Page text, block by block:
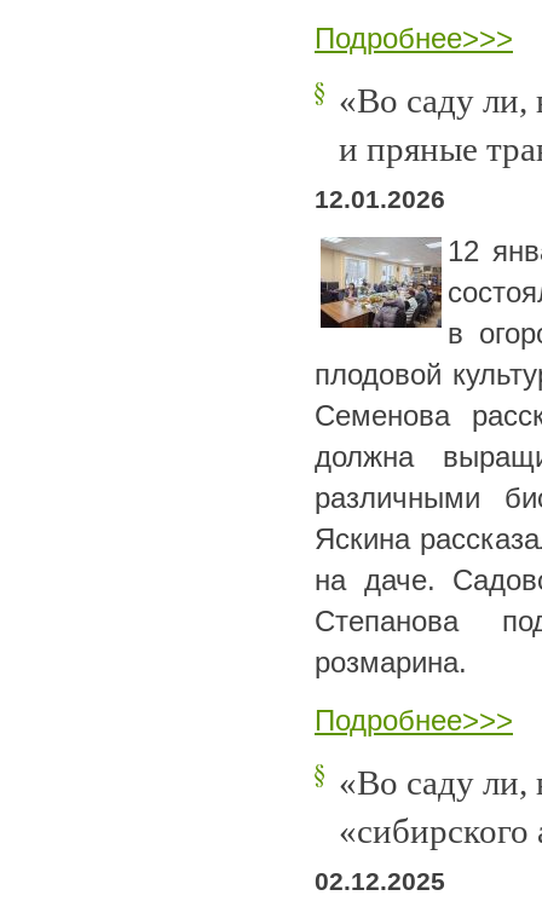
Подробнее>>>
«Во саду ли,
и пряные
12.01.2026
12
в
плодовой
Семенова
должна
различными
Яскина
на даче.
Степанова
розмарина.
Подробнее>>>
«Во саду ли,
«сибирского
02.12.2025